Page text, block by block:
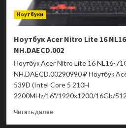
Ноутбуки
Ноутбук Acer Nitro Lite 16
NH.DAECD.002
Ноутбук Acer Nitro Lite 16 NL16-
NH.DAECD.00290990 ₽ Ноутбук
539D (Intel Core 5 210H
2200MHz/16"/1920x1200/16Gb/
Читать далееПрочитать